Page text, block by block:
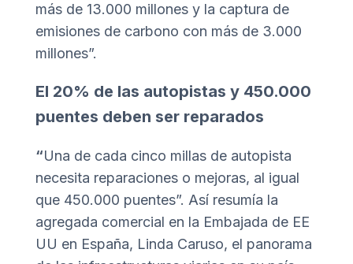
más de 13.000 millones y la captura de
emisiones de carbono con más de 3.000
millones”.
El 20% de las autopistas y 450.000
puentes deben ser reparados
“Una de cada cinco millas de autopista
necesita reparaciones o mejoras, al igual
que 450.000 puentes”. Así resumía la
agregada comercial en la Embajada de EE
UU en España, Linda Caruso, el panorama